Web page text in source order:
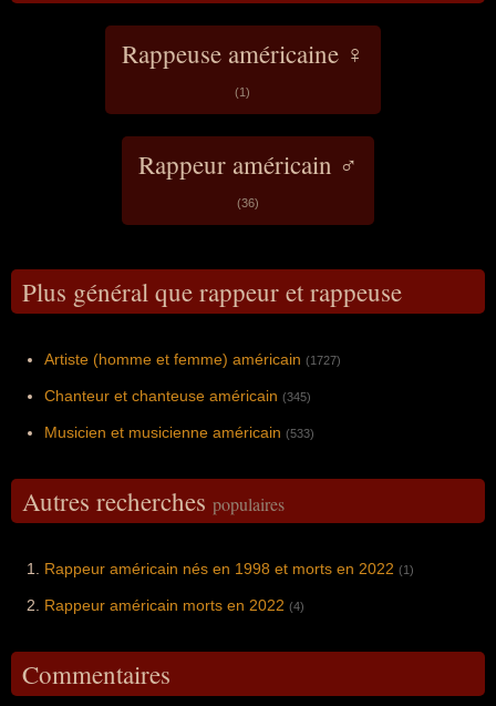
Rappeuse américaine ♀
(1)
Rappeur américain ♂
(36)
Plus général que rappeur et rappeuse
Artiste (homme et femme) américain (1727)
Chanteur et chanteuse américain (345)
Musicien et musicienne américain (533)
Autres recherches populaires
Rappeur américain nés en 1998 et morts en 2022 (1)
Rappeur américain morts en 2022 (4)
Commentaires